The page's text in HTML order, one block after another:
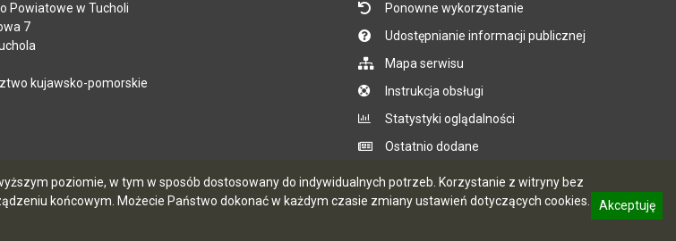
poziomie, w tym w sposób dostosowany do indywidualnych potrzeb. Korzystanie z witryny bez
końcowym. Możecie Państwo dokonać w każdym czasie zmiany ustawień dotyczących cookies.
Akceptuję
Powiatowe w Tucholi
7
kujawsko-pomorskie
Ponowne wykorzystanie
Udostępnianie informacji publicznej
Mapa serwisu
Instrukcja obsługi
Statystyki oglądalności
Ostatnio dodane
Ostatnia aktualizacja BIP: 07.08.2026 14:05